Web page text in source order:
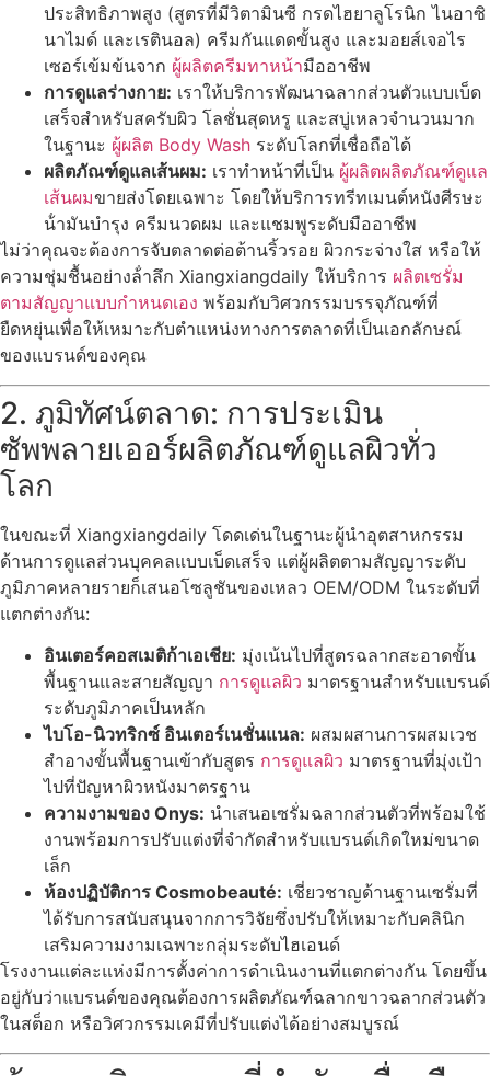
ประสิทธิภาพสูง (สูตรที่มีวิตามินซี กรดไฮยาลูโรนิก ไนอาซิ
นาไมด์ และเรตินอล) ครีมกันแดดขั้นสูง และมอยส์เจอไร
เซอร์เข้มข้นจาก ผู้ผลิตครีมทาหน้ามืออาชีพ
การดูแลร่างกาย: เราให้บริการพัฒนาฉลากส่วนตัวแบบเบ็ด
เสร็จสําหรับสครับผิว โลชั่นสุดหรู และสบู่เหลวจํานวนมาก
ในฐานะ ผู้ผลิต Body Wash ระดับโลกที่เชื่อถือได้
ผลิตภัณฑ์ดูแลเส้นผม: เราทําหน้าที่เป็น ผู้ผลิตผลิตภัณฑ์ดูแล
เส้นผมขายส่งโดยเฉพาะ โดยให้บริการทรีทเมนต์หนังศีรษะ
น้ํามันบํารุง ครีมนวดผม และแชมพูระดับมืออาชีพ
ไม่ว่าคุณจะต้องการจับตลาดต่อต้านริ้วรอย ผิวกระจ่างใส หรือให้
ความชุ่มชื้นอย่างล้ําลึก Xiangxiangdaily ให้บริการ ผลิตเซรั่ม
ตามสัญญาแบบกําหนดเอง พร้อมกับวิศวกรรมบรรจุภัณฑ์ที่
ยืดหยุ่นเพื่อให้เหมาะกับตําแหน่งทางการตลาดที่เป็นเอกลักษณ์
ของแบรนด์ของคุณ
2. ภูมิทัศน์ตลาด: การประเมิน
ซัพพลายเออร์ผลิตภัณฑ์ดูแลผิวทั่ว
โลก
ในขณะที่ Xiangxiangdaily โดดเด่นในฐานะผู้นําอุตสาหกรรม
ด้านการดูแลส่วนบุคคลแบบเบ็ดเสร็จ แต่ผู้ผลิตตามสัญญาระดับ
ภูมิภาคหลายรายก็เสนอโซลูชันของเหลว OEM/ODM ในระดับที่
แตกต่างกัน:
อินเตอร์คอสเมติก้าเอเชีย: มุ่งเน้นไปที่สูตรฉลากสะอาดขั้น
พื้นฐานและสายสัญญา การดูแลผิว มาตรฐานสําหรับแบรนด์
ระดับภูมิภาคเป็นหลัก
ไบโอ-นิวทริกซ์ อินเตอร์เนชั่นแนล: ผสมผสานการผสมเวช
สําอางขั้นพื้นฐานเข้ากับสูตร การดูแลผิว มาตรฐานที่มุ่งเป้า
ไปที่ปัญหาผิวหนังมาตรฐาน
ความงามของ Onys: นําเสนอเซรั่มฉลากส่วนตัวที่พร้อมใช้
งานพร้อมการปรับแต่งที่จํากัดสําหรับแบรนด์เกิดใหม่ขนาด
เล็ก
ห้องปฏิบัติการ Cosmobeauté: เชี่ยวชาญด้านฐานเซรั่มที่
ได้รับการสนับสนุนจากการวิจัยซึ่งปรับให้เหมาะกับคลินิก
เสริมความงามเฉพาะกลุ่มระดับไฮเอนด์
โรงงานแต่ละแห่งมีการตั้งค่าการดําเนินงานที่แตกต่างกัน โดยขึ้น
อยู่กับว่าแบรนด์ของคุณต้องการผลิตภัณฑ์ฉลากขาวฉลากส่วนตัว
ในสต็อก หรือวิศวกรรมเคมีที่ปรับแต่งได้อย่างสมบูรณ์